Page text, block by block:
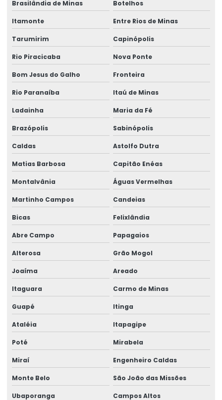
Brasilândia de Minas Botelhos
Itamonte Entre Rios de Minas
Tarumirim Capinópolis
Rio Piracicaba Nova Ponte
Bom Jesus do Galho Fronteira
Rio Paranaíba Itaú de Minas
Ladainha Maria da Fé
Brazópolis Sabinópolis
Caldas Astolfo Dutra
Matias Barbosa Capitão Enéas
Montalvânia Águas Vermelhas
Martinho Campos Candeias
Bicas Felixlândia
Abre Campo Papagaios
Alterosa Grão Mogol
Joaíma Areado
Itaguara Carmo de Minas
Guapé Itinga
Ataléia Itapagipe
Poté Mirabela
Miraí Engenheiro Caldas
Monte Belo São João das Missões
Ubaporanga Campos Altos